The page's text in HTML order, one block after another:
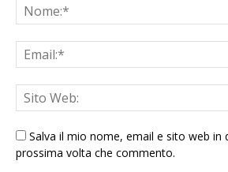
Salva il mio nome, email e sito web in
prossima volta che commento.